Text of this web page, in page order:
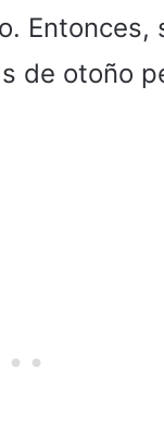
Entonces,
de otoño